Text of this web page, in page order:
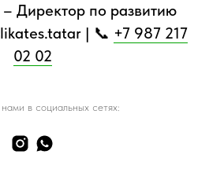
Директор по развитию
| 📞 +7 987 217
02 02
в социальных сетях: